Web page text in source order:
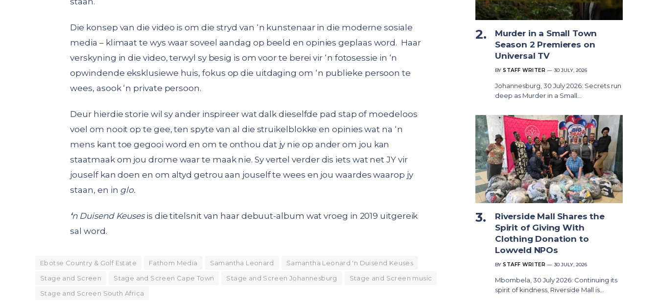
Die konsep van die video is om die stryd van ‘n kunstenaar in die moderne sosiale
media – klimaat te wys waar soveel aandag op beeld en opinies geplaas word. Haar
verskyning in die video, terwyl sy besig is om voor te berei vir ‘n fotosessie in ‘n
opwindende eksklusiewe huis, fokus op die uitdaging om ‘n publieke persoon te
wees, asook ‘n private persoon.
Deur hierdie storie wil sy ander inspireer wat dalk dieselfde pad stap of moedeloos
voel om nooit op te gee, ten spyte van al die struikelblokke en opinies wat na ‘n
mens kant toe gegooi word en om te onthou dat jy nie op ander om jou kan
staatmaak om jou drome waar te maak nie. Sy vertel verder dis iets wat net JY vir
jouself kan doen en om altyd getrou aan jouself te wees en jou waardes waarop jy
staan, en in glo.
‘n Duisend Keusesis die titelsnit van haar debuut-album wat vroeg in 2019 uitgereik
sal word.
Ebotse Country & Golf Estate Fathom Media Samantha Leonard
Samantha Leonard 'n Duisend Keuses
Stage and Screen
Stage and Screen Cape Town Stage and Screen Johannesburg
Stage and Screen music
Stage and Screen South Africa
Murder in a Small Town
Season 2 Premieres on
Universal TV
BY STAFF WRITER 30 JULY, 2026
Johannesburg, 30 July 2026: Secrets run
deep as Murder in a Small…
Riverside Mall Shares the
Spirit of Giving With
Clothing Donation to
Lowveld NPOs
BY STAFF WRITER 30 JULY, 2026
Mbombela, 30 July 2026: Continuing its
spirit of kindness, Riverside Mall is…